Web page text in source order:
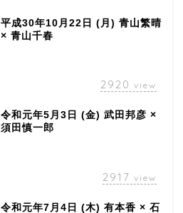
平成30年10月22日 (月) 青山繁晴
× 青山千春
2920 view
令和元年5月3日 (金) 武田邦彦 ×
須田慎一郎
2917 view
令和元年7月4日 (木) 有本香 × 石